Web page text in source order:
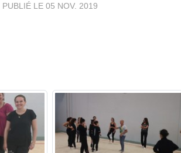
PUBLIÉ LE 05 NOV. 2019